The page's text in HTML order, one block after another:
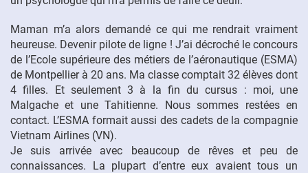
Maman m’a alors demandé ce qui me rendrait vraiment
heureuse. Devenir pilote de ligne ! J’ai décroché le concours
de l’Ecole supérieure des métiers de l’aéronautique (ESMA)
de Montpellier à 20 ans. Ma classe comptait 32 élèves dont
4 filles. Et seulement 3 à la fin du cursus : moi, une
Malgache et une Tahitienne. Nous sommes restées en
contact. L’ESMA formait aussi des cadets de la compagnie
Vietnam Airlines (VN).
Je suis arrivée avec beaucoup de rêves et peu de
connaissances. La plupart d’entre eux avaient tous un